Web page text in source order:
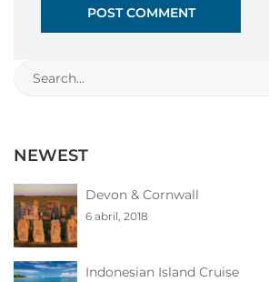
Search
NEWEST
Devon & Cornwall
6 abril, 2018
Indonesian Island Cruise